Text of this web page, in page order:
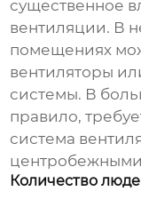
существенное
вентиляции. В
помещениях
вентиляторы
системы. В
правило,
система
центробежными
Количество